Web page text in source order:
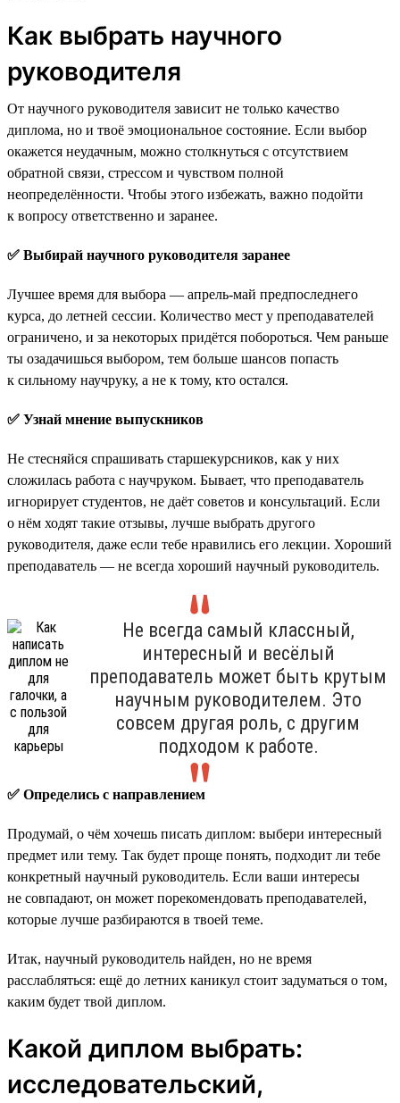
Как выбрать научного
руководителя
От научного руководителя зависит не только качество
диплома, но и твоё эмоциональное состояние. Если выбор
окажется неудачным, можно столкнуться с отсутствием
обратной связи, стрессом и чувством полной
неопределённости. Чтобы этого избежать, важно подойти
к вопросу ответственно и заранее.
✅ Выбирай научного руководителя заранее
Лучшее время для выбора — апрель-май предпоследнего
курса, до летней сессии. Количество мест у преподавателей
ограничено, и за некоторых придётся побороться. Чем раньше
ты озадачишься выбором, тем больше шансов попасть
к сильному научруку, а не к тому, кто остался.
✅ Узнай мнение выпускников
Не стесняйся спрашивать старшекурсников, как у них
сложилась работа с научруком. Бывает, что преподаватель
игнорирует студентов, не даёт советов и консультаций. Если
о нём ходят такие отзывы, лучше выбрать другого
руководителя, даже если тебе нравились его лекции. Хороший
преподаватель — не всегда хороший научный руководитель.
Не всегда самый классный,
интересный и весёлый
преподаватель может быть крутым
научным руководителем. Это
совсем другая роль, с другим
подходом к работе.
✅ Определись с направлением
Продумай, о чём хочешь писать диплом: выбери интересный
предмет или тему. Так будет проще понять, подходит ли тебе
конкретный научный руководитель. Если ваши интересы
не совпадают, он может порекомендовать преподавателей,
которые лучше разбираются в твоей теме.
Итак, научный руководитель найден, но не время
расслабляться: ещё до летних каникул стоит задуматься о том,
каким будет твой диплом.
Какой диплом выбрать:
исследовательский,